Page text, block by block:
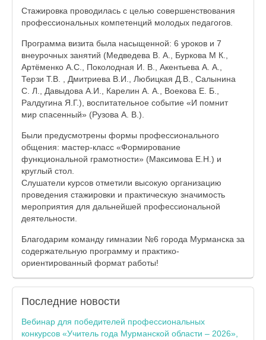
Стажировка проводилась с целью совершенствования
профессиональных компетенций молодых педагогов.
Программа визита была насыщенной: 6 уроков и 7
внеурочных занятий (Медведева В. А., Буркова М К.,
Артёменко А.С., Поколодная И. В., Акентьева А. А.,
Терзи Т.В. , Дмитриева В.И., Любицкая Д.В., Салынина
С. Л., Давыдова А.И., Карелин А. А., Воекова Е. Б.,
Ралдугина Я.Г.), воспитательное событие «И помнит
мир спасенный» (Рузова А. В.).
Были предусмотрены формы профессионального
общения: мастер-класс «Формирование
функциональной грамотности» (Максимова Е.Н.) и
круглый стол.
Слушатели курсов отметили высокую организацию
проведения стажировки и практическую значимость
мероприятия для дальнейшей профессиональной
деятельности.
Благодарим команду гимназии №6 города Мурманска за
содержательную программу и практико-
ориентированный формат работы!
Последние новости
Вебинар для победителей профессиональных
конкурсов «Учитель года Мурманской области – 2026»,